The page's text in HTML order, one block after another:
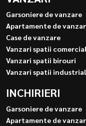
Garsoniere de vanzare
Apartamente de
Case de vanzare
Vanzari spatii
Vanzari spatii birouri
Vanzari spatii
INCHIRIERI
Garsoniere de vanzare
Apartamente de